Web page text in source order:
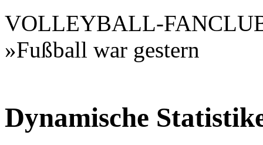
VOLLEYBALL-
»Fußball war gestern
Dynamische